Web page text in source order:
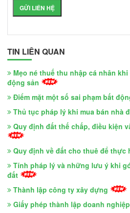
TIN LIÊN QUAN
Mẹo né thuế thu nhập cá nhân
động sản
Điểm mặt một số sai phạm bất
Thủ tục pháp lý khi mua bán nhà
Quy định đất thế chấp, điều kiện
Quy định về đất cho thuê để thực
Tính pháp lý và những lưu ý khi
đất
Thành lập công ty xây dựng
Giấy phép thành lập doanh nghiệp